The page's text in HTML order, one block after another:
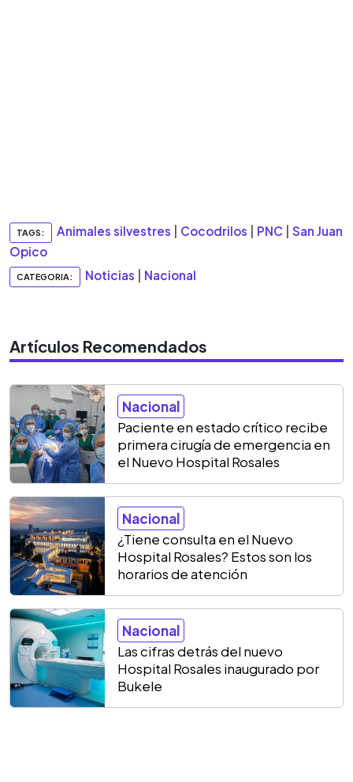
TAGS: Animales silvestres Cocodrilos PNC
San Juan
Opico
CATEGORIA: Noticias Nacional
Artículos Recomendados
Nacional
Paciente en estado crítico recibe
primera cirugía de emergencia en
el Nuevo Hospital Rosales
Nacional
¿Tiene consulta en el Nuevo
Hospital Rosales? Estos son los
horarios de atención
Nacional
Las cifras detrás del nuevo
Hospital Rosales inaugurado por
Bukele